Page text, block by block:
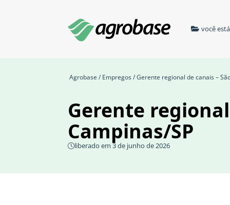
você
Agrobase / Empregos/ Gerente regional de canais –
Gerente
Campinas/SP
liberado em 3 de junho de 2026